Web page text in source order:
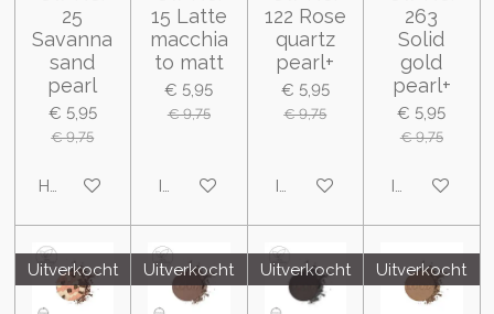
25
Savanna
sand
pearl
€ 5,95
€ 9,75
Houd mij op de hoogte
15 Latte
macchia
to matt
€ 5,95
€ 9,75
In winkelwagen
122 Rose
quartz
pearl+
€ 5,95
€ 9,75
In winkelwagen
263
Solid
gold
pearl+
€ 5,95
€ 9,75
In
Uitverkocht Uitverkocht Uitverkocht Uitverkocht